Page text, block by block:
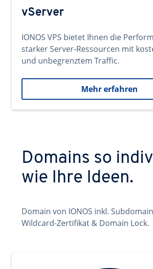
vServer
IONOS VPS bietet Ihnen die
starker Server-Ressourcen mit
und unbegrenztem Traffic.
Mehr erfahren
Domains so
wie Ihre Ideen.
Domain von IONOS inkl.
Wildcard-Zertifikat & Domain Lock.